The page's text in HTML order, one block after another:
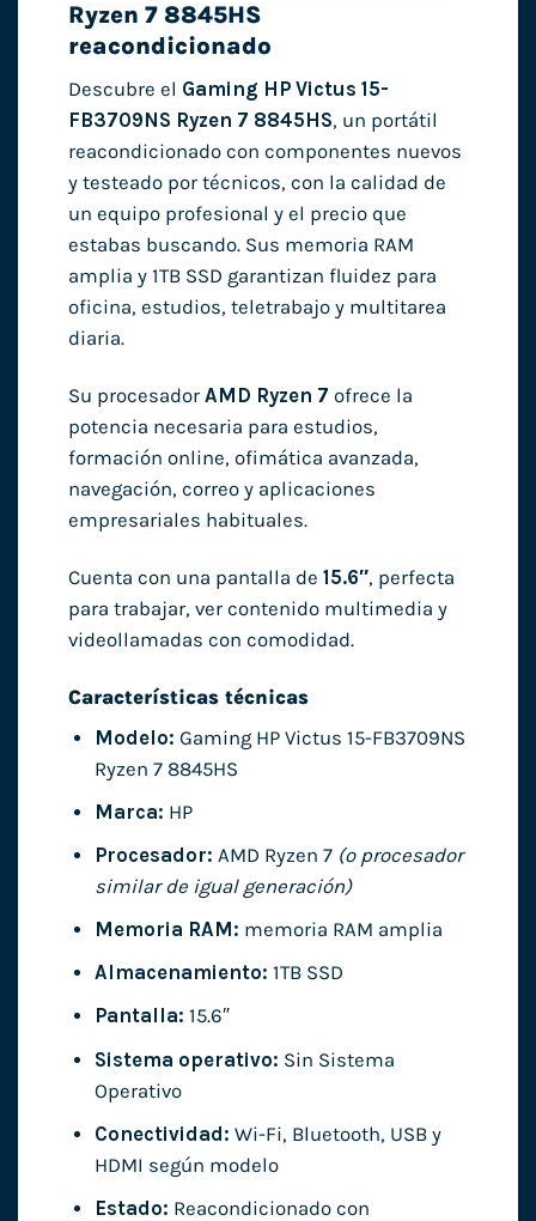
Ryzen 7 8845HS
reacondicionado
Descubre el Gaming HP Victus 15-
FB3709NS Ryzen 7 8845HS, un portátil
reacondicionado con componentes nuevos
y testeado por técnicos, con la calidad de
un equipo profesional y el precio que
estabas buscando. Sus memoria RAM
amplia y 1TB SSD garantizan fluidez para
oficina, estudios, teletrabajo y multitarea
diaria.
Su procesador AMD Ryzen 7 ofrece la
potencia necesaria para estudios,
formación online, ofimática avanzada,
navegación, correo y aplicaciones
empresariales habituales.
Cuenta con una pantalla de 15.6″, perfecta
para trabajar, ver contenido multimedia y
videollamadas con comodidad.
Características técnicas
Modelo: Gaming HP Victus 15-FB3709NS
Ryzen 7 8845HS
Marca: HP
Procesador: AMD Ryzen 7 (o procesador
similar de igual generación)
Memoria RAM: memoria RAM amplia
Almacenamiento: 1TB SSD
Pantalla: 15.6″
Sistema operativo: Sin Sistema
Operativo
Conectividad: Wi-Fi, Bluetooth, USB y
HDMI según modelo
Estado: Reacondicionado con